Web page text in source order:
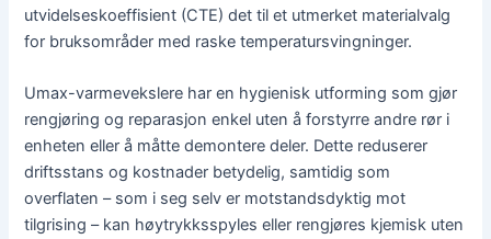
utvidelseskoeffisient (CTE) det til et utmerket materialvalg
for bruksområder med raske temperatursvingninger.
Umax-varmevekslere har en hygienisk utforming som gjør
rengjøring og reparasjon enkel uten å forstyrre andre rør i
enheten eller å måtte demontere deler. Dette reduserer
driftsstans og kostnader betydelig, samtidig som
overflaten – som i seg selv er motstandsdyktig mot
tilgrising – kan høytrykksspyles eller rengjøres kjemisk uten